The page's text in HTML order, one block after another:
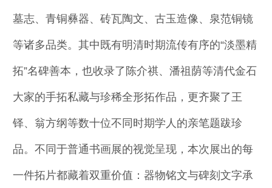
墓志、青铜彝器、砖瓦陶文、古玉造像、泉范铜镜
等诸多品类。其中既有明清时期流传有序的“淡墨精
拓”名碑善本，也收录了陈介祺、潘祖荫等清代金石
大家的手拓私藏与珍稀全形拓作品，更齐聚了王
铎、翁方纲等数十位不同时期学人的亲笔题跋珍
品。不同于普通书画展的视觉呈现，本次展出的每
一件拓片都藏着双重价值：器物铭文与碑刻文字承